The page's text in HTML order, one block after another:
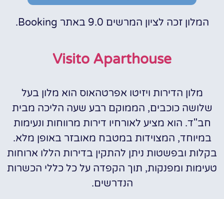
המלון זכה לציון המרשים 9.0 באתר Booking.
Visito Aparthouse
מלון הדירות ויזיטו אפרטהאוס הוא מלון בעל
שלושה כוכבים, הממוקם רבע שעה הליכה מבית
חב"ד. הוא מציע לאורחיו דירות מרווחות ונעימות
במיוחד, המצוידות במטבח מאובזר באופן מלא.
בקלות ובפשטות ניתן להתקין בדירות הללו ארוחות
טעימות ומפנקות, תוך הקפדה על כל כללי הכשרות
הנדרשים.